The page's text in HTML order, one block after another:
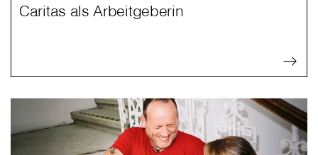
Caritas als Arbeitgeberin